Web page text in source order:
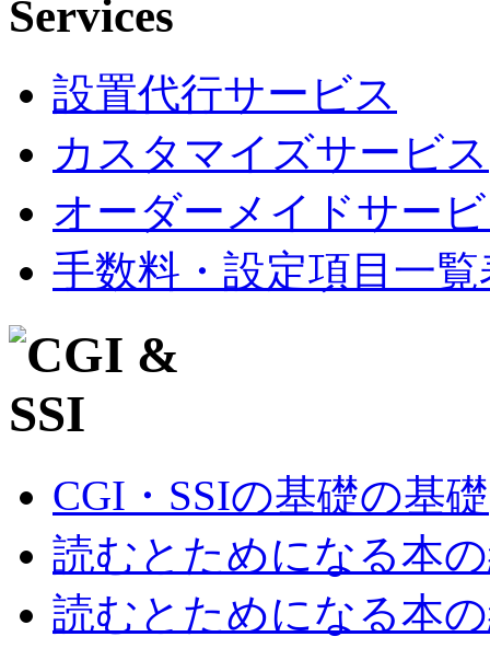
設置代行サービス
カスタマイズサービス
オーダーメイドサー
手数料・設定項目一覧
CGI・SSIの基礎の基礎
読むとためになる本
読むとためになる本